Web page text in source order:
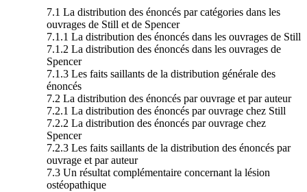
7.1 La distribution des énoncés par catégories dans les
ouvrages de Still et de Spencer
7.1.1 La distribution des énoncés dans les ouvrages de Still
7.1.2 La distribution des énoncés dans les ouvrages de
Spencer
7.1.3 Les faits saillants de la distribution générale des
énoncés
7.2 La distribution des énoncés par ouvrage et par auteur
7.2.1 La distribution des énoncés par ouvrage chez Still
7.2.2 La distribution des énoncés par ouvrage chez
Spencer
7.2.3 Les faits saillants de la distribution des énoncés par
ouvrage et par auteur
7.3 Un résultat complémentaire concernant la lésion
ostéopathique